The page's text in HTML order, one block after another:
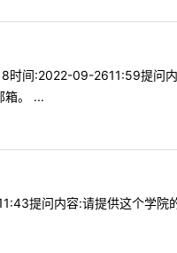
间:2022-09-2611:59提问
箱。 ...
提问内容:请提供这个学院